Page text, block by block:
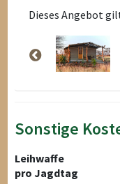
Dieses Angebot
Sonstige
Leihwaffe
pro Jagdtag